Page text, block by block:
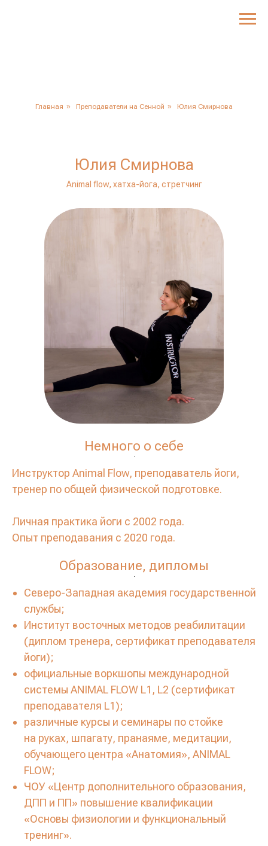
Главная » Преподаватели на Сенной » Юлия Смирнова
Юлия Смирнова
Animal flow, хатха-йога, стретчинг
Немного о себе
.
Инструктор Animal Flow, преподаватель йоги,
тренер по общей физической подготовке.
Личная практика йоги с 2002 года.
Опыт преподавания с 2020 года.
Образование, дипломы
.
Северо-Западная академия государственной
службы;
Институт восточных методов реабилитации
(диплом тренера, сертификат преподавателя
йоги);
официальные воркшопы международной
системы ANIMAL FLOW L1, L2 (сертификат
преподавателя L1);
различные курсы и семинары по стойке
на руках, шпагату, пранаяме, медитации,
обучающего центра «Анатомия», ANIMAL
FLOW;
ЧОУ «Центр дополнительного образования,
ДПП и ПП» повышение квалификации
«Основы физиологии и функциональный
тренинг».